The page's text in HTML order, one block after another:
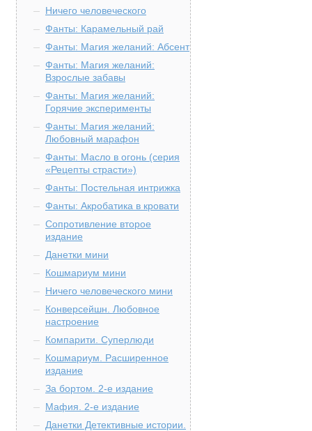
Ничего человеческого
Фанты: Карамельный рай
Фанты: Магия желаний: Абсент
Фанты: Магия желаний:
Взрослые забавы
Фанты: Магия желаний:
Горячие эксперименты
Фанты: Магия желаний:
Любовный марафон
Фанты: Масло в огонь (серия
«Рецепты страсти»)
Фанты: Постельная интрижка
Фанты: Акробатика в кровати
Сопротивление второе
издание
Данетки мини
Кошмариум мини
Ничего человеческого мини
Конверсейшн. Любовное
настроение
Компарити. Суперлюди
Кошмариум. Расширенное
издание
За бортом. 2-е издание
Мафия. 2-е издание
Данетки Детективные истории.